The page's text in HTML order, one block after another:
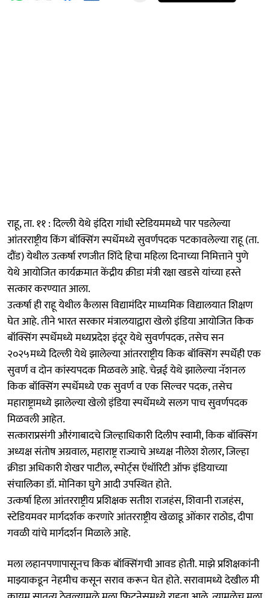
राहू, ता. ११ : दिल्ली येथे इंदिरा गांधी स्टेडियममध्ये पार पडलेल्या
आंतरराष्ट्रीय किंग बॉक्सिंग स्पर्धेमध्ये सुवर्णपदक पटकावलेल्या राहू (ता.
दौंड) येथील उत्कर्षा रणजीत शिंदे हिचा महिला दिनाच्या निमित्ताने पुणे
येथे आयोजित कार्यक्रमात केंद्रीय क्रीडा मंत्री रक्षा खडसे यांच्या हस्ते
सत्कार करण्यात आला.
उत्कर्षा ही राहू येथील कैलास विद्यामंदिर माध्यमिक विद्यालयात शिक्षण
घेत आहे. तीने भारत सरकार मंत्रालयाद्वारा खेलो इंडिया आयोजित किक
बॉक्सिंग स्पर्धेमध्ये मध्यप्रदेश इंदूर येथे सुवर्णपदक, तसेच सन
२०२५मध्ये दिल्ली येथे झालेल्या आंतरराष्ट्रीय किक बॉक्सिंग स्पर्धेही एक
सुवर्ण व दोन कांस्यपदक मिळवले आहे. चेन्नई येथे झालेल्या नॅशनल
किक बॉक्सिंग स्पर्धेमध्ये एक सुवर्ण व एक सिल्वर पदक, तसेच
महाराष्ट्रामध्ये झालेल्या खेलो इंडिया स्पर्धेमध्ये सलग पाच सुवर्णपदक
मिळवली आहेत.
सत्काराप्रसंगी औरंगाबादचे जिल्हाधिकारी दिलीप स्वामी, किक बॉक्सिंग
अध्यक्ष संतोष अग्रवाल, महाराष्ट्र राज्याचे अध्यक्ष नीलेश शेलार, जिल्हा
क्रीडा अधिकारी शेखर पाटील, स्पोर्ट्स ऍथॉरिटी ऑफ इंडियाच्या
संचालिका डॉ. मोनिका घुगे आदी उपस्थित होते.
उत्कर्षा हिला आंतरराष्ट्रीय प्रशिक्षक सतीश राजहंस, शिवानी राजहंस,
स्टेडियमवर मार्गदर्शक करणारे आंतरराष्ट्रीय खेळाडू ओंकार राठोड, दीपा
गवळी यांचे मार्गदर्शन मिळाले आहे.
मला लहानपणापासूनच किक बॉक्सिंगची आवड होती. माझे प्रशिक्षकांनी
माझ्याकडून नेहमीच कसून सराव करून घेत होते. सरावामध्ये देखील मी